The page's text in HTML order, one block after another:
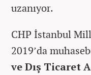
uzanıyor.
CHP İstanbul
2019’da
ve Dış Ticaret